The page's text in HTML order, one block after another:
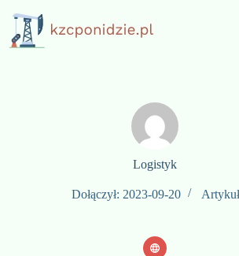
treści
Logistyk
Dołączył: 2023-09-20